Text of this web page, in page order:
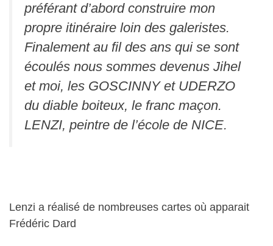
préférant d’abord construire mon
propre itinéraire loin des galeristes.
Finalement au fil des ans qui se sont
écoulés nous sommes devenus Jihel
et moi, les GOSCINNY et UDERZO
du diable boiteux, le franc maçon.
LENZI, peintre de l’école de NICE.
Lenzi a réalisé de nombreuses cartes où apparait
Frédéric Dard